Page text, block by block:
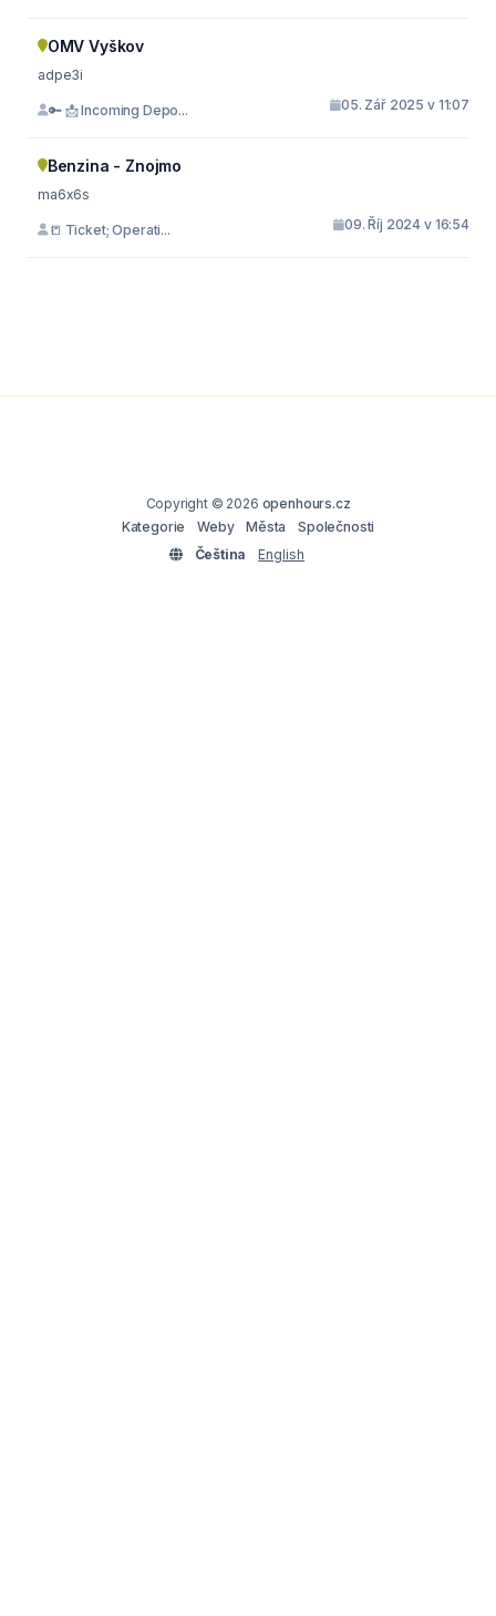
OMV Vyškov
adpe3i
🔑 📩 Incoming Depo... 05. Zář 2025 v 11:07
Benzina - Znojmo
ma6x6s
📒 Ticket; Operati... 09. Říj 2024 v 16:54
Copyright © 2026 openhours.cz
Kategorie
Weby Města
Společnosti
Čeština
English